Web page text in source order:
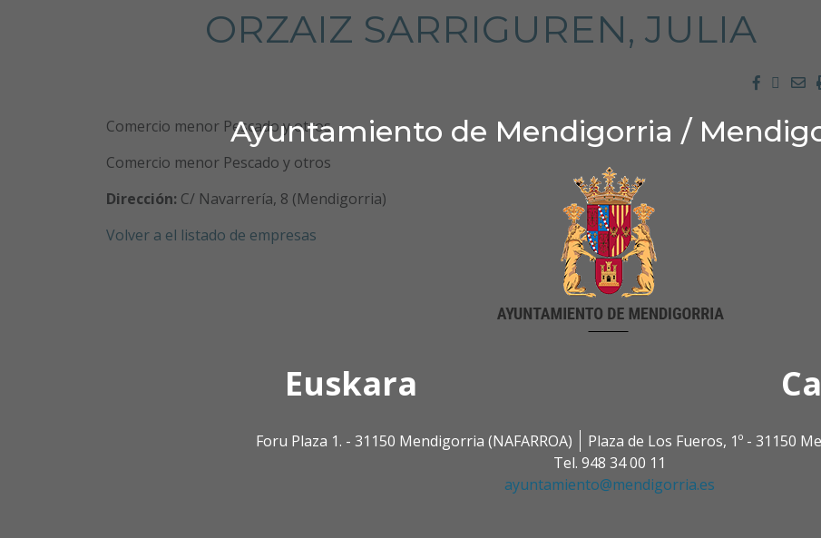
Ayuntamiento de Mendigorria /
Euskara
Foru Plaza 1. - 31150 Mendigorria (NAFARROA)
Plaza de Los Fueros, 1º - 31150
Tel. 948 34 00 11
ayuntamiento@mendigorria.es
ORZAIZ SARRIGUREN, JULIA
Comercio menor Pescado y otros
Comercio menor Pescado y otros
Dirección: C/ Navarrería, 8 (Mendigorria)
Volver a el listado de empresas